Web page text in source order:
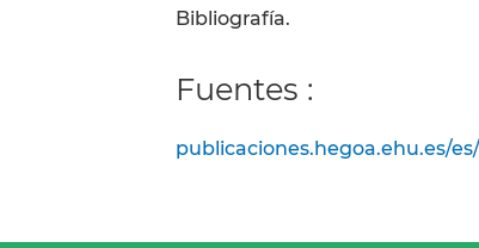
Bibliografía.
Fuentes :
publicaciones.hegoa.ehu.es/